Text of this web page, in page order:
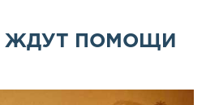
ЖДУТ ПОМОЩИ